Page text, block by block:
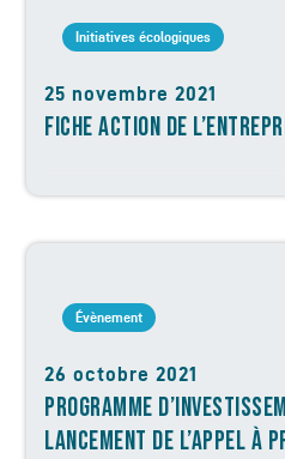
Initiatives écologiques
25 novembre 2021
FICHE ACTION DE
Évènement
26 octobre 2021
PROGRAMME
LANCEMENT DE L’APPEL À